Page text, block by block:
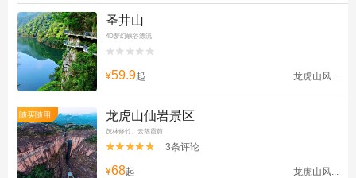
圣井山
4D梦幻峡谷漂流


¥59.9起 龙虎山风...
随买随用 龙虎山仙岩景区
茂林修竹、云蒸霞蔚

 3条评论
¥68起 龙虎山风...